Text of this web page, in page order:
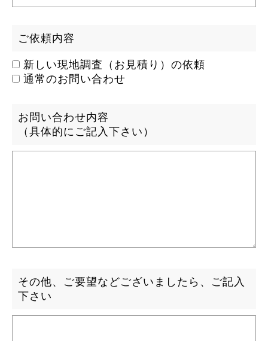
ご依頼内容
新しい現地調査（お見積り）の依頼
通常のお問い合わせ
お問い合わせ内容
（具体的にご記入下さい）
その他、ご要望などございましたら、ご記入
下さい